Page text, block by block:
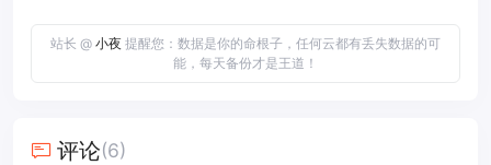
站长 @ 小夜 提醒您：数据是你的命根子，任何云都有丢失数据的可
能，每天备份才是王道！
评论(6)